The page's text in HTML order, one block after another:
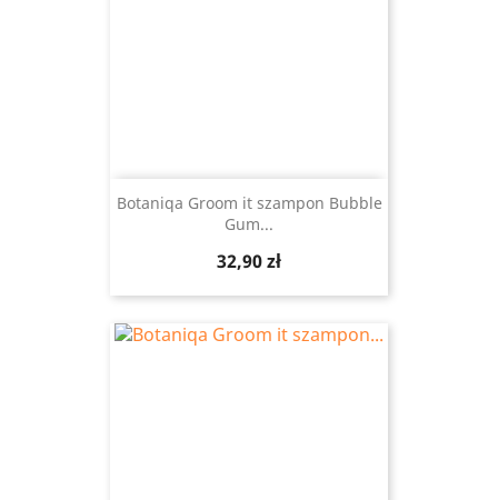
Botaniqa Groom it szampon Bubble
Gum...
Cena
32,90 zł